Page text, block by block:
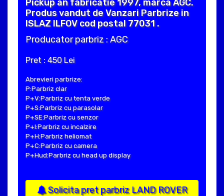
Pickup an fabricatie 1997, marca AGC.
Produs vandut de Vanzari Parbrize in
ISLAZ ILFOV cod postal 77031 .
Producator parbriz : AGC
Pret : 450 Lei
Abrevieri parbrize:
P:Parbriz clar
P+V:Parbriz cu tenta verde
P+S:Parbriz cu parasolar
P+SE:Parbriz cu senzor
P+I:Parbriz cu incalzire
P+H:Parbriz heliomat
P+C:Parbriz cu camera
P+Hud:Parbriz cu head up display
Solicita pret parbriz LAND ROVER